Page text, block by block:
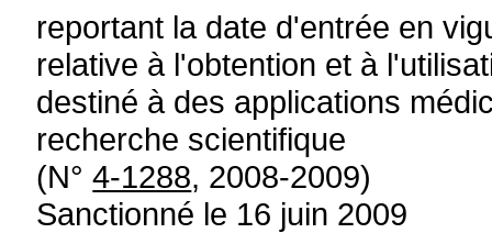
reportant la date d'entrée en
relative à l'obtention et à
destiné à des applications
recherche scientifique
(N°4-1288, 2008-2009)
Sanctionné le 16 juin 2009